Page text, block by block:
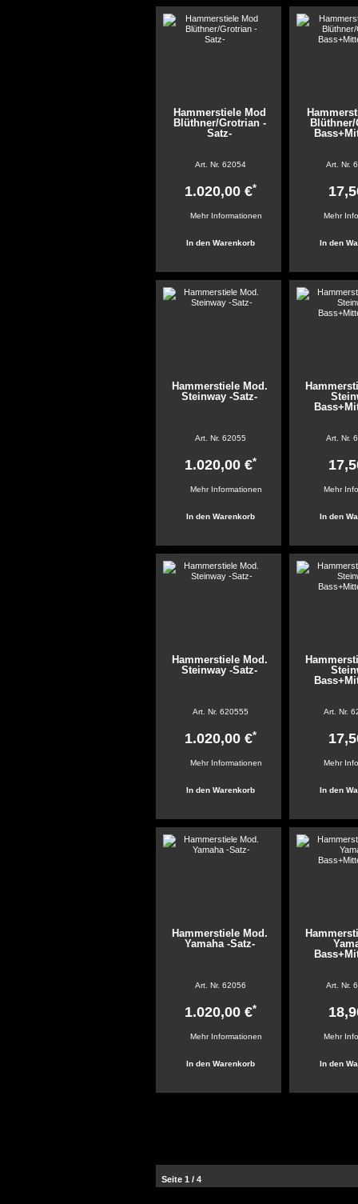
Hammerstiele Mod
Blüthner/Grotrian -
Satz-
Art. Nr. 62054
1.020,00 €*
Mehr Informationen
Art. Nr.
Mehr
Hammerstiele Mod.
Steinway -Satz-
Art. Nr. 62055
1.020,00 €*
Mehr Informationen
Art. Nr.
Mehr
Hammerstiele Mod.
Steinway -Satz-
Art. Nr. 620555
1.020,00 €*
Mehr Informationen
Art. Nr.
Mehr
Hammerstiele Mod.
Yamaha -Satz-
Art. Nr. 62056
1.020,00 €*
Mehr Informationen
Art. Nr.
Mehr
Seite 1 / 4